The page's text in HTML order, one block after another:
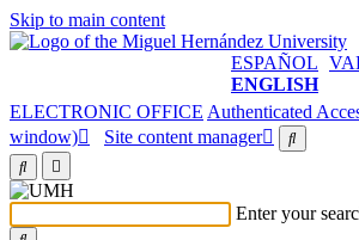
Skip to main content
ESPAÑOL
ENGLISH
ELECTRONIC OFFICE Authenticated
window)
Site content manager
Enter your